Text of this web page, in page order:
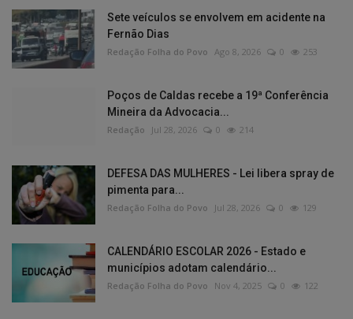
Sete veículos se envolvem em acidente na
Fernão Dias
Redação Folha do Povo Ago 8, 2026 0 253
Poços de Caldas recebe a 19ª Conferência
Mineira da Advocacia...
Redação Jul 28, 2026 0 214
DEFESA DAS MULHERES - Lei libera spray de
pimenta para...
Redação Folha do Povo Jul 28, 2026 0 129
CALENDÁRIO ESCOLAR 2026 - Estado e
municípios adotam calendário...
Redação Folha do Povo Nov 4, 2025 0 122